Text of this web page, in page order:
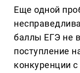
Еще одной
баллы ЕГЭ не
поступление
конкуренции